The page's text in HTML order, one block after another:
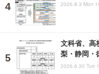
2026.8.3 Mon
文科省、高
梨・静岡・
2026.6.30 Tue